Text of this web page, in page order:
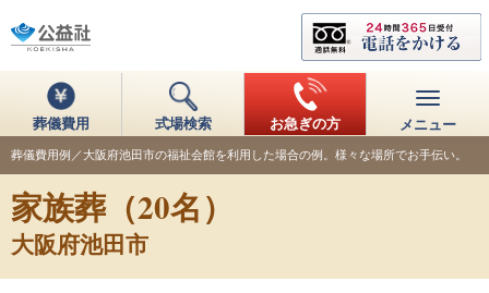
葬儀費用 式場検索 お急ぎの方 メニュー
葬儀費用例／大阪府池田市の福祉会館を利用した場合の例。様々な場所でお手伝い。
家族葬（20名）
大阪府池田市